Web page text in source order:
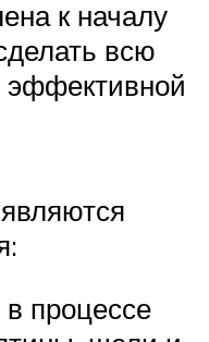
к началу
всю
эффективной
процессе